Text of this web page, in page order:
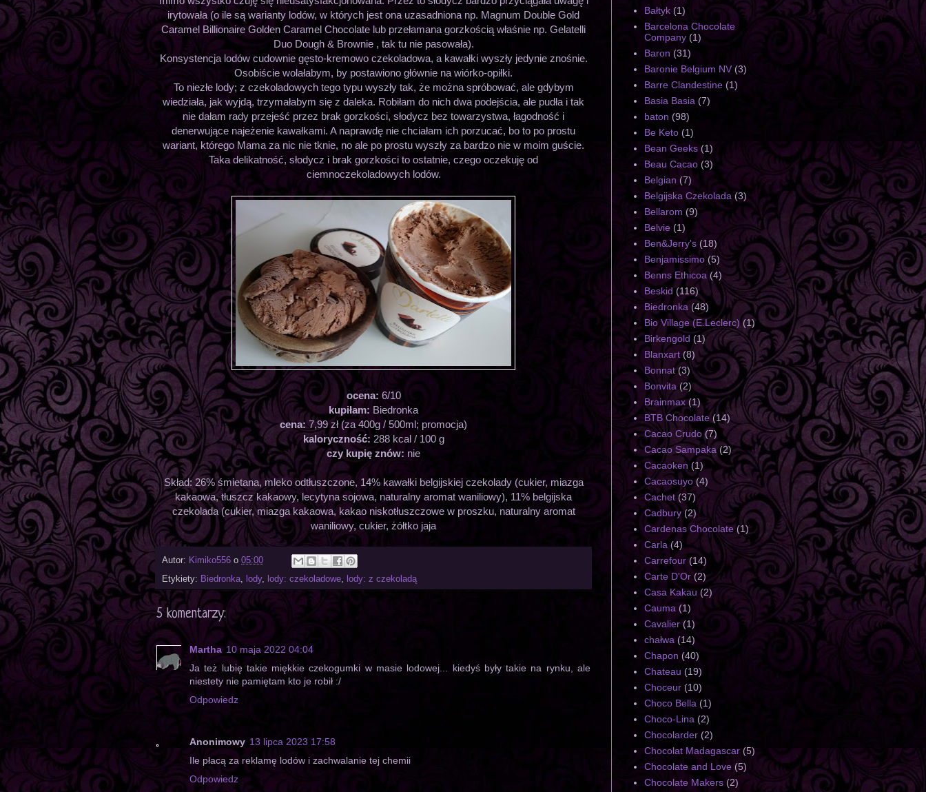
irytowała (o ile są warianty lodów, w których jest ona uzasadniona np. Magnum Double Gold
Caramel Billionaire Golden Caramel Chocolate lub przełamana gorzkością właśnie np. Gelatelli
Duo Dough & Brownie , tak tu nie pasowała).
Konsystencja lodów cudownie gęsto-kremowo czekoladowa, a kawałki wyszły jedynie znośnie.
Osobiście wolałabym, by postawiono głównie na wiórko-opiłki.
To niezłe lody; z czekoladowych tego typu wyszły tak, że można spróbować, ale gdybym
wiedziała, jak wyjdą, trzymałabym się z daleka. Robiłam do nich dwa podejścia, ale pudła i tak
nie dałam rady przejeść przez brak gorzkości, słodycz bez towarzystwa, łagodność i
denerwujące najeżenie kawałkami. A naprawdę nie chciałam ich porzucać, bo to po prostu
wariant, którego Mama za nic nie tknie, no ale po prostu wyszły za bardzo nie w moim guście.
Taka delikatność, słodycz i brak gorzkości to ostatnie, czego oczekuję od
ciemnoczekoladowych lodów.
ocena: 6/10
kupiłam: Biedronka
cena: 7,99 zł (za 400g / 500ml; promocja)
kaloryczność: 288 kcal / 100 g
czy kupię znów: nie
Skład: 26% śmietana, mleko odtłuszczone, 14% kawałki belgijskiej czekolady (cukier, miazga
kakaowa, tłuszcz kakaowy, lecytyna sojowa, naturalny aromat waniliowy), 11% belgijska
czekolada (cukier, miazga kakaowa, kakao niskotłuszczowe w proszku, naturalny aromat
waniliowy, cukier, żółtko jaja
Autor: Kimiko556 o 05:00
Etykiety: Biedronka, lody, lody: czekoladowe, lody: z czekoladą
5 komentarzy:
Martha 10 maja 2022 04:04
Ja też lubię takie miękkie czekogumki w masie lodowej... kiedyś były takie na rynku, ale
niestety nie pamiętam kto je robił :/
Odpowiedz
Anonimowy 13 lipca 2023 17:58
Ile płacą za reklamę lodów i zachwalanie tej chemii
Odpowiedz
Bałtyk (1)
Barcelona Chocolate
Company (1)
Baron (31)
Baronie Belgium NV (3)
Barre Clandestine (1)
Basia Basia (7)
baton (98)
Be Keto (1)
Bean Geeks (1)
Beau Cacao (3)
Belgian (7)
Belgijska Czekolada (3)
Bellarom (9)
Belvie (1)
Ben&Jerry's (18)
Benjamissimo (5)
Benns Ethicoa (4)
Beskid (116)
Biedronka (48)
Bio Village (E.Leclerc) (1)
Birkengold (1)
Blanxart (8)
Bonnat (3)
Bonvita (2)
Brainmax (1)
BTB Chocolate (14)
Cacao Crudo (7)
Cacao Sampaka (2)
Cacaoken (1)
Cacaosuyo (4)
Cachet (37)
Cadbury (2)
Cardenas Chocolate (1)
Carla (4)
Carrefour (14)
Carte D'Or (2)
Casa Kakau (2)
Cauma (1)
Cavalier (1)
chałwa (14)
Chapon (40)
Chateau (19)
Choceur (10)
Choco Bella (1)
Choco-Lina (2)
Chocolarder (2)
Chocolat Madagascar (5)
Chocolate and Love (5)
Chocolate Makers (2)